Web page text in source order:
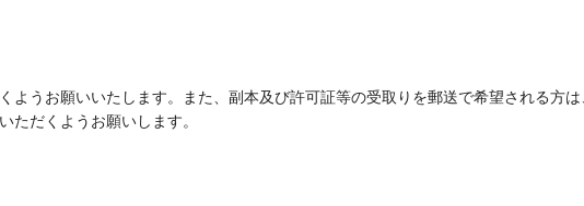
ようお願いいたします。また、副本及び許可証等の受取りを郵送で希望される方
ただくようお願いします。